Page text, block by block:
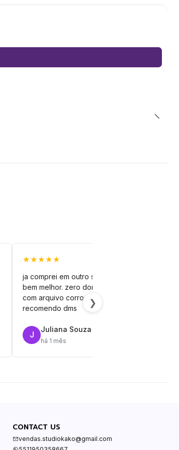
★★★★★
ja comprei em outro site mas esse é
bem melhor. zero dor de cabeça
com arquivo corrompido.
recomendo dms
J
Juliana Souza
há 1 mês
❯
CONTACT US
vendas.studiokako@gmail.com